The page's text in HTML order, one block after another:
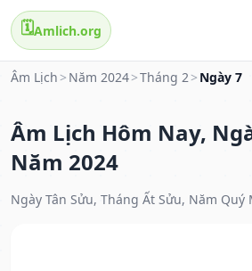
🗓️Amlich.org
Âm Lịch > Năm 2024>Tháng 2> Ngày 7
Âm Lịch Hôm Nay,
Năm 2024
Ngày Tân Sửu, Tháng Ất Sửu, Năm Quý